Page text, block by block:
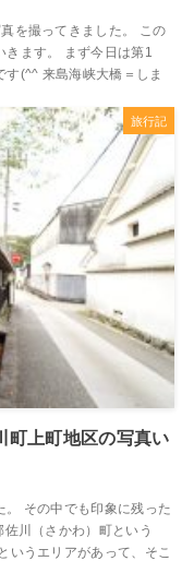
を撮ってきました。 この
きます。 まず今日は第1
(^^ 来島海峡大橋＝しま
旅行記
町上町地区の写真い
。 その中でも印象に残った
川（さかわ）町という
いうエリアがあって、そこ